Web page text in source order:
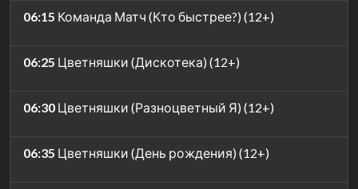
06:15 Команда Матч (Кто быстрее?) (12+)
06:25 Цветняшки (Дискотека) (12+)
06:30 Цветняшки (Разноцветный Я) (12+)
06:35 Цветняшки (День рождения) (12+)